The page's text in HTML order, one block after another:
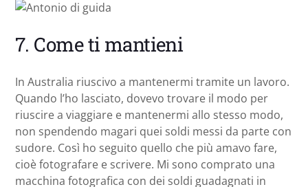
7. Come ti mantieni
In Australia riuscivo a mantenermi tramite un lavoro.
Quando l’ho lasciato, dovevo trovare il modo per
riuscire a viaggiare e mantenermi allo stesso modo,
non spendendo magari quei soldi messi da parte con
sudore. Così ho seguito quello che più amavo fare,
cioè fotografare e scrivere. Mi sono comprato una
macchina fotografica con dei soldi guadagnati in